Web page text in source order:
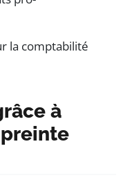
la comptabilité
à